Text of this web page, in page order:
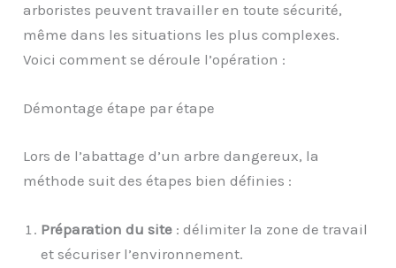
arboristes peuvent travailler en toute sécurité,
même dans les situations les plus complexes.
Voici comment se déroule l’opération :
Démontage étape par étape
Lors de l’abattage d’un arbre dangereux, la
méthode suit des étapes bien définies :
Préparation du site : délimiter la zone de travail
et sécuriser l’environnement.